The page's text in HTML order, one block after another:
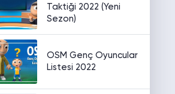
Taktiği 2022 (Yeni
Sezon)
OSM Genç Oyuncular
Listesi 2022